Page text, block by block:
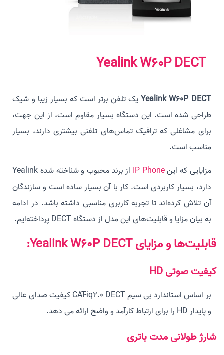
Yealink W60P DECT
Yealink W60P DECTیک تلفن برتر است که بسیار زیبا و شیک
طراحی شده است. این دستگاه بسیار مقاوم است، از این جهت،
برای مشاغلی که ترافیک تماس‌های تلفنی بیشتری دارند، بسیار
مناسب است.
مزایایی که اینIP Phone
از برند محبوب و شناخته شده Yealink
دارد، بسیار کاربردی است. کار با آن بسیار ساده است و سازندگان
آن تلاش کرده‌اند تا تجربه کاربری مناسبی داشته باشد. در ادامه
به بیان مزایا و قابلیت‌های این مدل از دستگاه DECT پرداخته‌ایم.
قابلیت‌ها و مزایای Yealink W60P DECT:
کیفیت صوتی HD
بر اساس استاندارد بی سیم CAT-iq2.0 DECT کیفیت صدای عالی
و پایدار HD را برای ارتباط کارآمد و واضح ارائه می دهد.
شارژ طولانی مدت باتری